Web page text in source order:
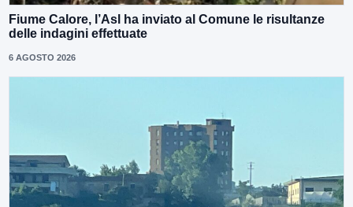
Fiume Calore, l’Asl ha inviato al Comune le risultanze
delle indagini effettuate
6 AGOSTO 2026